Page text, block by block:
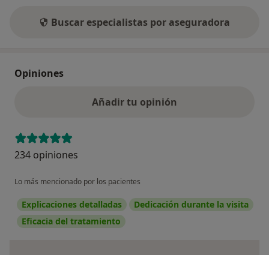
Buscar especialistas por aseguradora
Opiniones
Añadir tu opinión
234 opiniones
Lo más mencionado por los pacientes
Explicaciones detalladas
Dedicación durante la visita
Eficacia del tratamiento